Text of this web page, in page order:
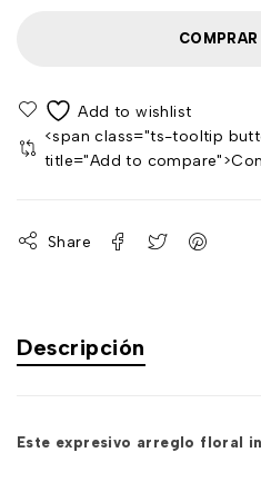
<span class="ts-tooltip
title="Add to
Share
Descripción
Este expresivo arreglo floral